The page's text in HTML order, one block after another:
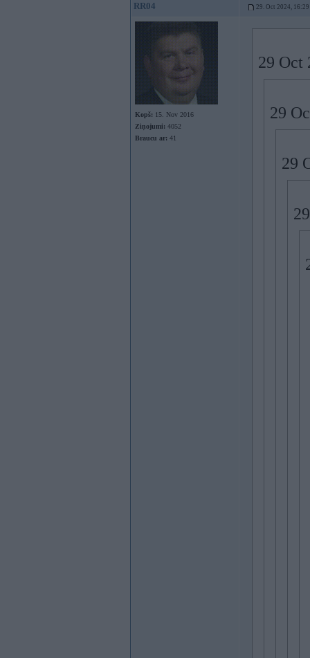
RR04 29. Oct 2024, 16:29
Kopš: 15. Nov 2016
Ziņojumi: 4052
Braucu ar: 41
29 Oct
29
29